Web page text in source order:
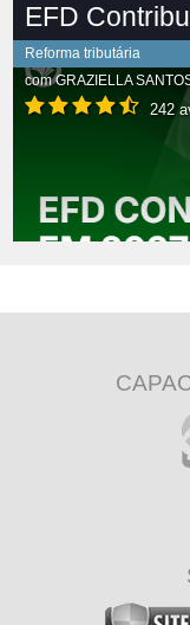
EFD
Reforma tributária
comGRAZIELLA
242